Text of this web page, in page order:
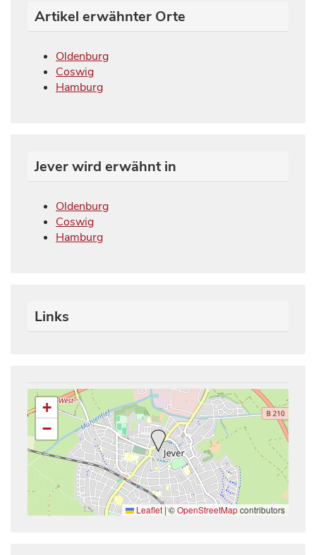
Artikel erwähnter Orte
Oldenburg
Coswig
Hamburg
Jever wird erwähnt in
Oldenburg
Coswig
Hamburg
Links
+
−
Leaflet |©OpenStreetMapcontributors